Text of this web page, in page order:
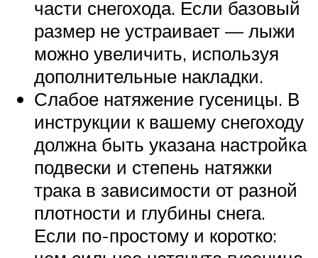
части снегохода. Если базовый
размер не устраивает — лыжи
можно увеличить, используя
дополнительные накладки.
Слабое натяжение гусеницы. В
инструкции к вашему снегоходу
должна быть указана настройка
подвески и степень натяжки
трака в зависимости от разной
плотности и глубины снега.
Если по-простому и коротко: